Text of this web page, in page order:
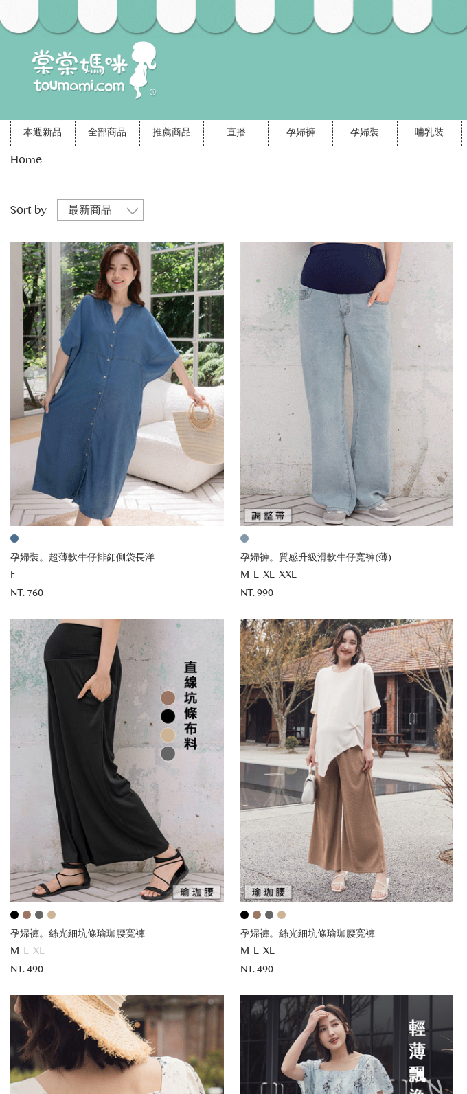
本週新品 全部商品 推薦商品 直播 孕婦褲 孕婦裝 哺乳裝
Home
Sort by
孕婦裝。超薄軟牛仔排釦側袋長洋
F
NT. 760
孕婦褲。質感升級滑軟牛仔寬褲(薄)
M L XL XXL
NT. 990
孕婦褲。絲光細坑條瑜珈腰寬褲
M L XL
NT. 490
孕婦褲。絲光細坑條瑜珈腰寬褲
M L XL
NT. 490